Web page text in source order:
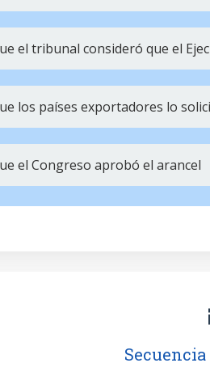
el tribunal consideró que el
los países exportadores lo
el Congreso aprobó el arancel